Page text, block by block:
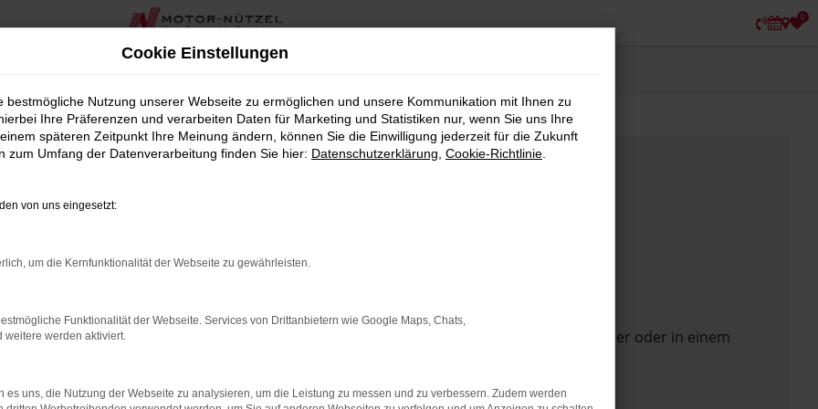
0
das Laden bestimmter Seiten verhindern. Funktioniert die Seite in einem anderen Browser oder in einem
Cookie Einstellungen
bestmögliche Nutzung unserer Webseite zu ermöglichen und unsere Kommunikation mit Ihnen zu
Ihre Präferenzen und verarbeiten Daten für Marketing und Statistiken nur, wenn Sie uns Ihre
späteren Zeitpunkt Ihre Meinung ändern, können Sie die Einwilligung jederzeit für die Zukunft
zum Umfang der Datenverarbeitung finden Sie hier: Datenschutzerklärung Cookie-Richtlinie
von uns eingesetzt:
um die Kernfunktionalität der Webseite zu gewährleisten.
Funktionalität der Webseite. Services von Drittanbietern wie Google Maps, Chats,
weitere werden aktiviert.
es uns, die Nutzung der Webseite zu analysieren, um die Leistung zu messen und zu verbessern. Zudem werden